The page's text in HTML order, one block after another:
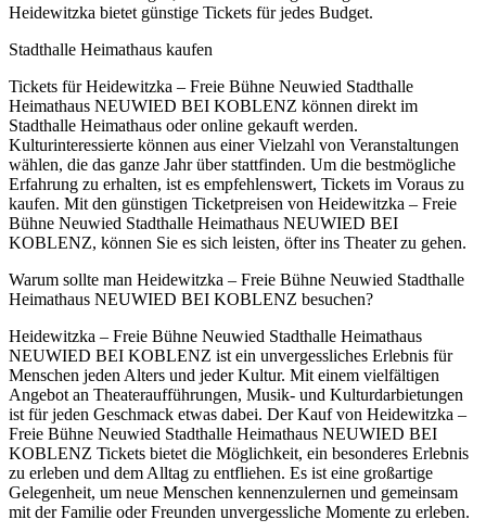
Heidewitzka bietet günstige Tickets für jedes Budget.
Stadthalle Heimathaus kaufen
Tickets für Heidewitzka – Freie Bühne Neuwied Stadthalle
Heimathaus NEUWIED BEI KOBLENZ können direkt im
Stadthalle Heimathaus oder online gekauft werden.
Kulturinteressierte können aus einer Vielzahl von Veranstaltungen
wählen, die das ganze Jahr über stattfinden. Um die bestmögliche
Erfahrung zu erhalten, ist es empfehlenswert, Tickets im Voraus zu
kaufen. Mit den günstigen Ticketpreisen von Heidewitzka – Freie
Bühne Neuwied Stadthalle Heimathaus NEUWIED BEI
KOBLENZ, können Sie es sich leisten, öfter ins Theater zu gehen.
Warum sollte man Heidewitzka – Freie Bühne Neuwied Stadthalle
Heimathaus NEUWIED BEI KOBLENZ besuchen?
Heidewitzka – Freie Bühne Neuwied Stadthalle Heimathaus
NEUWIED BEI KOBLENZ ist ein unvergessliches Erlebnis für
Menschen jeden Alters und jeder Kultur. Mit einem vielfältigen
Angebot an Theateraufführungen, Musik- und Kulturdarbietungen
ist für jeden Geschmack etwas dabei. Der Kauf von Heidewitzka –
Freie Bühne Neuwied Stadthalle Heimathaus NEUWIED BEI
KOBLENZ Tickets bietet die Möglichkeit, ein besonderes Erlebnis
zu erleben und dem Alltag zu entfliehen. Es ist eine großartige
Gelegenheit, um neue Menschen kennenzulernen und gemeinsam
mit der Familie oder Freunden unvergessliche Momente zu erleben.